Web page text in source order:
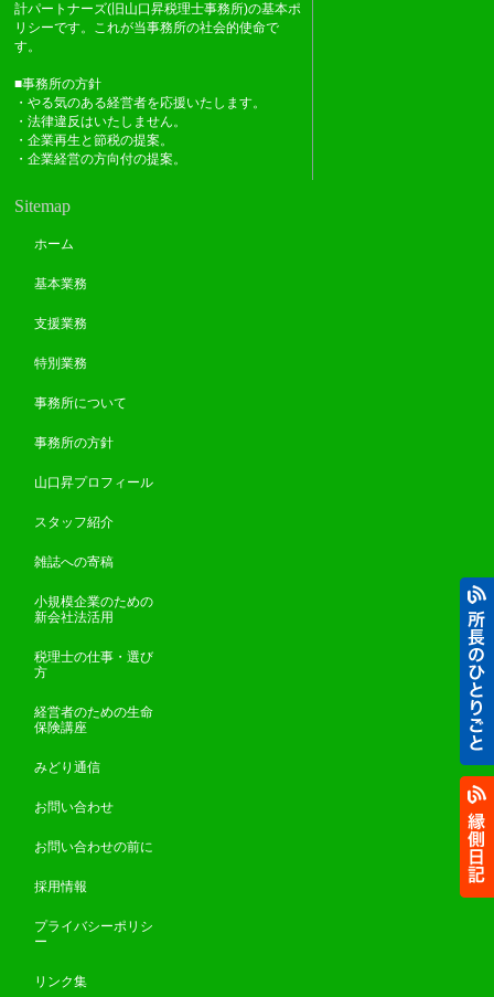
計パートナーズ(旧山口昇税理士事務所)の基本ポ
リシーです。これが当事務所の社会的使命で
す。
■事務所の方針
・やる気のある経営者を応援いたします。
・法律違反はいたしません。
・企業再生と節税の提案。
・企業経営の方向付の提案。
Sitemap
ホーム
基本業務
支援業務
特別業務
事務所について
事務所の方針
山口昇プロフィール
スタッフ紹介
雑誌への寄稿
小規模企業のための
新会社法活用
税理士の仕事・選び
方
経営者のための生命
保険講座
みどり通信
お問い合わせ
お問い合わせの前に
採用情報
プライバシーポリシ
ー
リンク集